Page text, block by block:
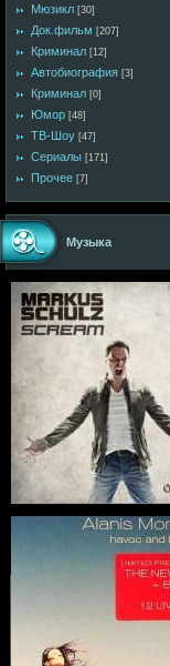
Мюзикл [30]
Док.фильм [207]
Криминал [12]
Автобиография [3]
Криминал [0]
Юмор [48]
ТВ-Шоу [47]
Сериалы [171]
Прочее [7]
Музыка